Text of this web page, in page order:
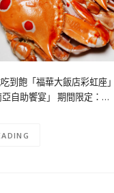
到飽「福華大飯店彩虹座
自助饗宴」 期間限定：…